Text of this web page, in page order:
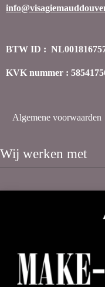
BTW ID :
KVK nummer :
Algemene voorwaarden
Wij werken met